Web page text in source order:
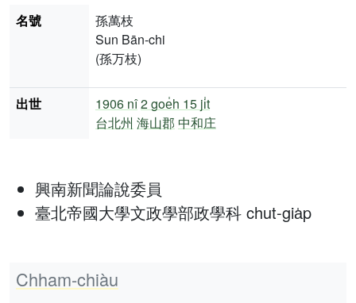
興南新聞論說委員
臺北帝國大學文政學部政學科 chut-gia̍p
Chham-chiàu
名號
孫萬枝
Sun Bān-chi
(孫万枝)
出世 1906 nî2 goe̍h 15 ji̍t
台北州 海山郡 中和庄